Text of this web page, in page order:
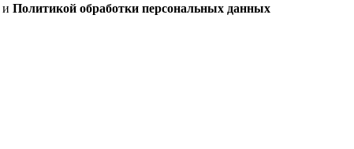
и Политикой обработки персональных данных